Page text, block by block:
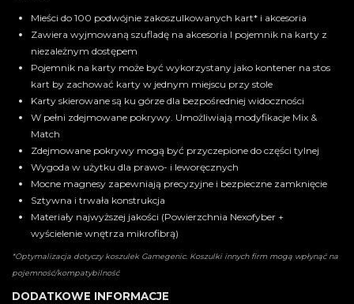
Mieści do 100 podwójnie zakoszulkowanych kart* i akcesoria
Zawiera wyjmowaną szufladę na akcesoria I pojemnik na karty z
niezależnym dostępem
Pojemnik na karty może być wykorzystany jako kontener na stos
kart by zachować karty w jednym miejscu przy stole
Karty skierowane są ku górze dla bezpośredniej widoczności
W pełni zdejmowane pokrywy. Umożliwiają modyfikacje Mix &
Match
Zdejmowane pokrywy mogą być przyczepione do części tylnej
Wygoda w użytku dla prawo- i leworęcznych
Mocne magnesy zapewniają precyzyjne i bezpieczne zamknięcie
Sztywna i trwała konstrukcja
Materiały najwyższej jakości (Powierzchnia Nexofyber +
wyścielenie wnętrza mikrofibrą)
*Optymalizacja dotyczy koszulek Gamegenic. Koszulki innych firm mogą wpłynąć na
pojemność/kompatybilność
DODATKOWE INFORMACJE